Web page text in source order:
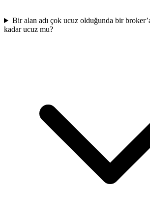
Bir alan adı çok ucuz olduğunda bir
kadar ucuz mu?